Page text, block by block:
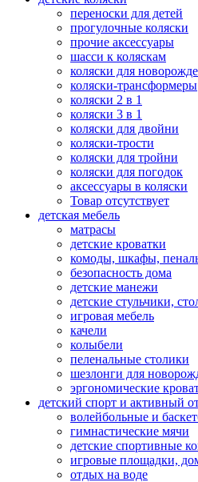
переноски для детей
прогулочные коляски
прочие аксессуары
шасси к коляскам
коляски для
коляски-трансформеры
коляски 2 в 1
коляски 3 в 1
коляски для двойни
коляски-трости
коляски для тройни
коляски для погодок
аксессуары в коляски
Товар отсутствует
детская мебель
матрасы
детские кроватки
комоды, шкафы,
безопасность дома
детские манежи
детские стульчики,
игровая мебель
качели
колыбели
пеленальные столики
шезлонги для
эргономические
детский спорт и активный
волейбольные и
гимнастические мячи
детские спортивные
игровые площадки,
отдых на воде